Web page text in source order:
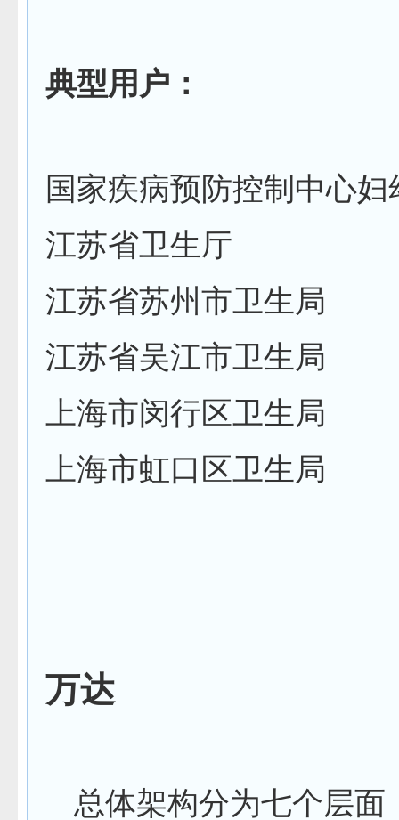
典型用户：
国家疾病预防控制中心
江苏省卫生厅
江苏省苏州市卫生局
江苏省吴江市卫生局
上海市闵行区卫生局
上海市虹口区卫生局
万达
总体架构分为七个层面